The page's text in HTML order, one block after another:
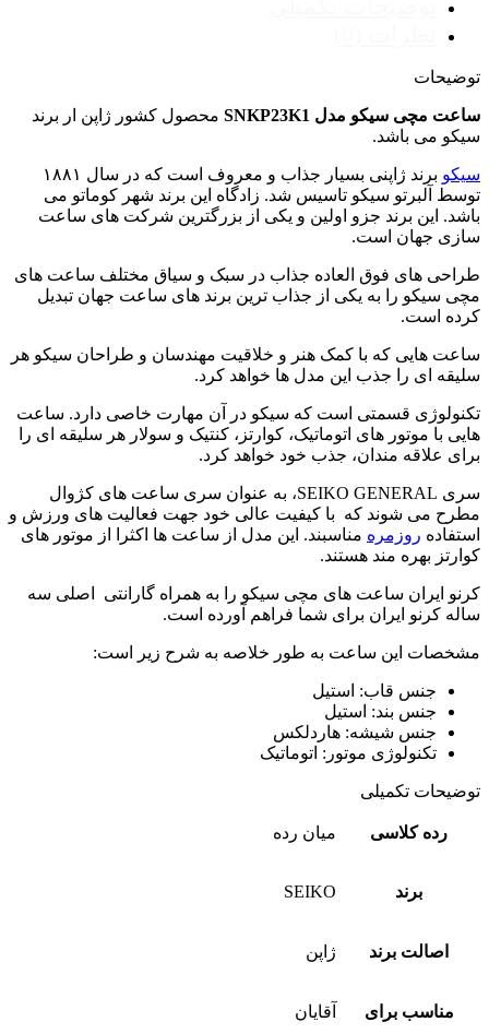
توضیحات
ساعت مچی سیکو مدل SNKP23K1
محصول کشور ژاپن ار برند
سیکو می باشد.
سیکو
برند ژاپنی بسیار جذاب و معروف است که در سال ۱۸۸۱
توسط آلبرتو سیکو تاسیس شد. زادگاه این برند شهر کوماتو می
باشد. این برند جزو اولین و یکی از بزرگترین شرکت های ساعت
سازی جهان است.
طراحی های فوق العاده جذاب در سبک و سیاق مختلف ساعت های
مچی سیکو را به یکی از جذاب ترین برند های ساعت جهان تبدیل
کرده است.
ساعت هایی که با کمک هنر و خلاقیت مهندسان و طراحان سیکو هر
سلیقه ای را جذب این مدل ها خواهد کرد.
تکنولوژی قسمتی است که سیکو در آن مهارت خاصی دارد. ساعت
هایی با موتور های اتوماتیک، کوارتز، کنتیک و سولار هر سلیقه ای را
برای علاقه مندان، جذب خود خواهد کرد.
سری SEIKO GENERAL، به عنوان سری ساعت های کژوال
مطرح می شوند که با کیفیت عالی خود جهت فعالیت های ورزش و
استفاده روزمره مناسبند. این مدل از ساعت ها اکثرا از موتور های
کوارتز بهره مند هستند.
کرنو ایران ساعت های مچی سیکو را به همراه گارانتی اصلی سه
ساله کرنو ایران برای شما فراهم آورده است.
مشخصات این ساعت به طور خلاصه به شرح زیر است:
جنس قاب: استیل
جنس بند: استیل
جنس شیشه: هاردلکس
تکنولوژی موتور: اتوماتیک
توضیحات تکمیلی
رده کلاسی میان رده
برند SEIKO
اصالت برند ژاپن
مناسب برای آقایان